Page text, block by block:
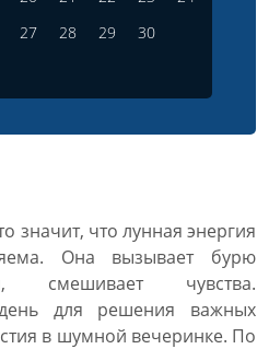
27 28 29
30
значит, что лунная энергия
Она вызывает бурю
смешивает чувства.
для решения важных
в шумной вечеринке. По